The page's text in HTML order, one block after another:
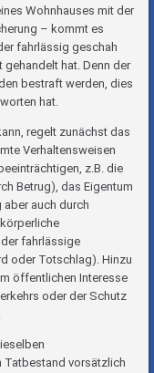
Wohnhauses mit der
– kommt es
fahrlässig geschah
hat. Denn der
bestraft werden, dies
hat.
regelt zunächst das
Verhaltensweisen
z.B. die
Betrug), das Eigentum
aber auch durch
fahrlässige
oder Totschlag). Hinzu
öffentlichen Interesse
oder der Schutz
Tatbestand vorsätzlich